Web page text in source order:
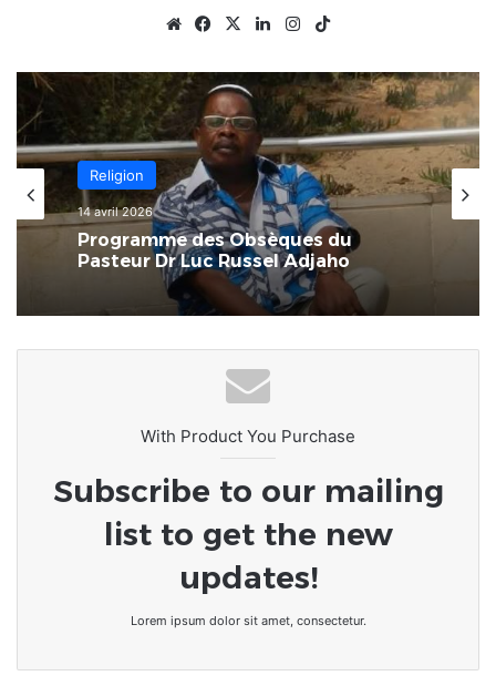
WebsiteFacebook
X LinkedinInstagram
Religion
14 avril 2026
Programme des Obsèques du
Pasteur Dr Luc Russel Adjaho
With Product You Purchase
Subscribe to our mailing
list to get the new
updates!
Lorem ipsum dolor sit amet, consectetur.